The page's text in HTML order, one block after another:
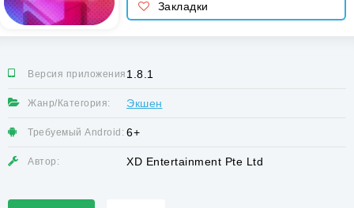
Закладки
Версия приложения:1.8.1
Жанр/Категория: Экшен
Требуемый Android: 6+
Автор: XD Entertainment Pte Ltd